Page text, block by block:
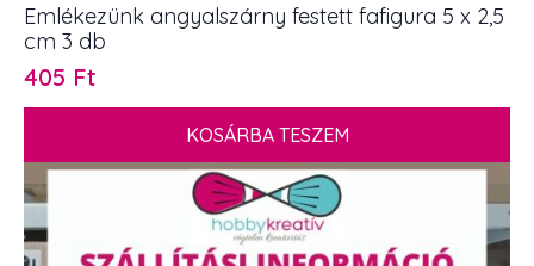
Emlékezünk angyalszárny festett fafigura 5 x 2,5
cm 3 db
405 Ft
KOSÁRBA TESZEM